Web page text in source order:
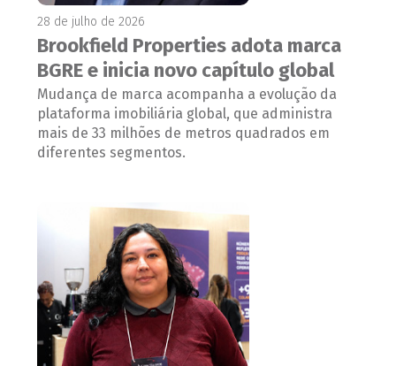
28 de julho de 2026
Brookfield Properties adota marca
BGRE e inicia novo capítulo global
Mudança de marca acompanha a evolução da
plataforma imobiliária global, que administra
mais de 33 milhões de metros quadrados em
diferentes segmentos.